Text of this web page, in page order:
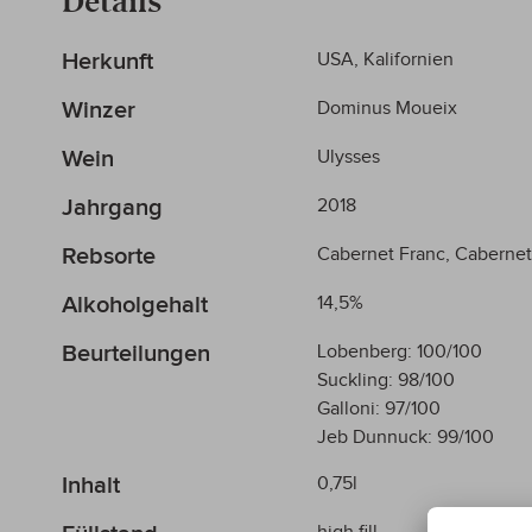
Mehr
Herkunft USA, Kalifornien
Winzer Dominus Moueix
Wein Ulysses
Jahrgang 2018
Rebsorte Cabernet Franc,
Alkoholgehalt 14,5%
Beurteilungen
Lobenberg: 100/100
Suckling: 98/100
Galloni: 97/100
Jeb Dunnuck: 99/100
Inhalt 0,75l